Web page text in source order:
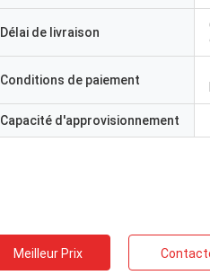
Délai de livraison
Conditions de paiement
Capacité d'approvisionnement
Meilleur Prix